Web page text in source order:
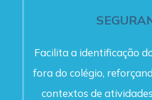
Facilita a identificação
fora do colégio,
contextos de